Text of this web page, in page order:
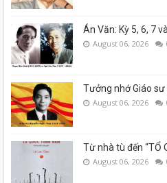
Án Văn: Kỳ 5, 6, 7
August 06, 2026
Tưởng nhớ Giáo sư
August 06, 2026
Từ nhà tù đến “TỔ
August 06, 2026